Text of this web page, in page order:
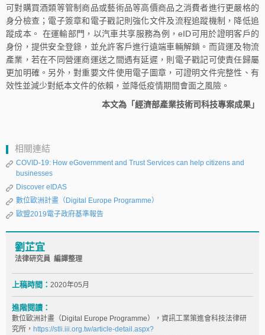
可對購買酒類等管制商品或藝術品等高價商品之消費者進行更嚴格的
身分檢查；電子簽章和電子戳記則強化文件及流程追蹤機制，降低追
蹤成本。 在運輸部門，以汽車共享服務為例，eID可用於證明客戶的
身份，提供安全登錄，並允許客戶進行遠端車輛解鎖。而貨運及物流
產業，若在不同營運商運送之間遇有延遲，則電子戳記可使責任歸屬
更加明確。另外，對重要文件使用電子圖章，可證明文件完整性、有
效性並減少對紙本文件的依賴，並降低疫情期間會面之風險。
本文為「經濟部產業技術司科技專案成果」
相關連結
COVID-19: How eGovernment and Trust Services can help citizens and
businesses
Discover eIDAS
數位歐洲計畫（Digital Europe Programme）
歐盟2019電子政府基準報告
劉芷宜
法律研究員 編譯整理
上稿時間： 2020年05月
進階閱讀：
數位歐洲計畫（Digital Europe Programme），資訊工業策進會科技法律研
究所， https://stli.iii.org.tw/article-detail.aspx?